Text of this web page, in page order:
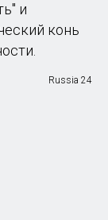
и
конь
Russia 24